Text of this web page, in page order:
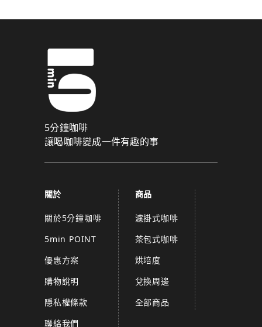
5分鐘咖啡
讓喝咖啡變成一件有趣的事
關於
關於5分鐘咖啡
5min POINT
優惠方案
購物說明
隱私權條款
聯絡我們
商品
濾掛式咖啡
茶包式咖啡
烘培度
兌換周邊
全部商品